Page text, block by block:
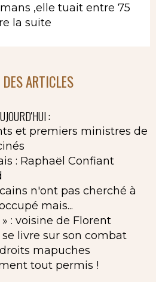
,elle tuait entre 75
la suite
ARTICLES
:
et premiers ministres de
: Raphaël Confiant
n'ont pas cherché à
mais...
: voisine de Florent
livre sur son combat
mapuches
tout permis !